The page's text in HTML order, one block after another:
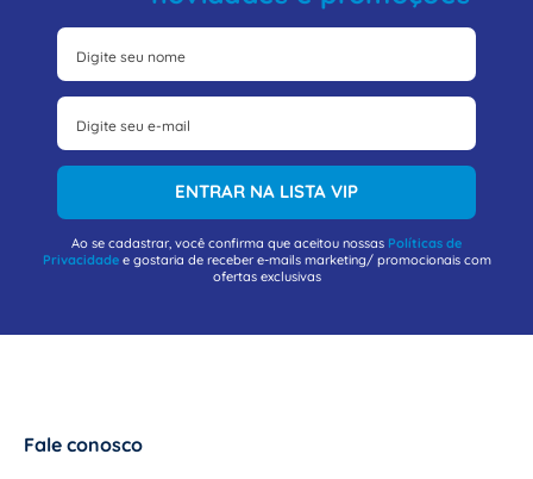
ENTRAR NA LISTA VIP
Ao se cadastrar, você confirma que aceitou nossas Políticas de
Privacidadee gostaria de receber e-mails marketing/ promocionais com
ofertas exclusivas
Fale conosco